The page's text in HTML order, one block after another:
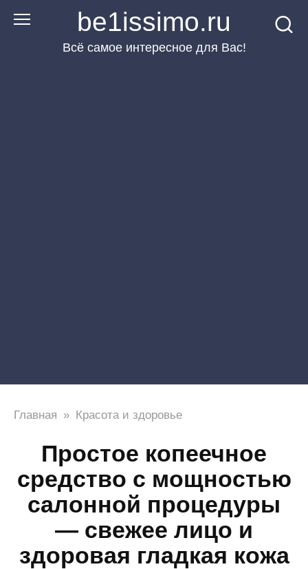
Перейти
be1issimo.ru
Всё самое интересное для Вас!
Главная » Красота и здоровье
Простое копеечное
средство с мощностью
салонной процедуры
— свежее лицо и
здоровая гладкая кожа